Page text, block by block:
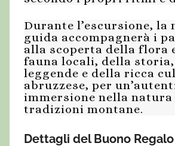
Durante l’escursione, la
guida accompagnerà i
alla scoperta della flora
fauna locali, della
leggende e della ricca
abruzzese, per
immersione nella natura
tradizioni montane.
Dettagli del Buono Regalo